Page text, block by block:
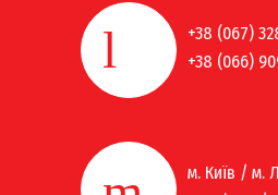
+38 (067)
+38 (066)
м. Київ / м.